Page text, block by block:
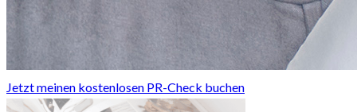
Jetzt meinen kostenlosen PR-Check buchen